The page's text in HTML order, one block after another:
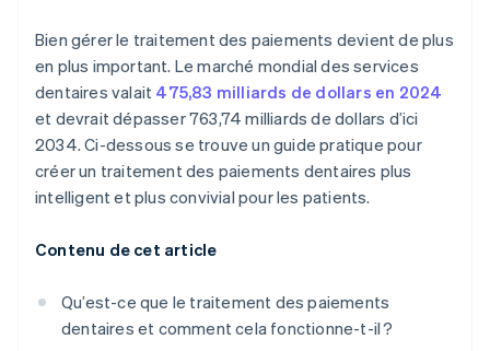
Bien gérer le traitement des paiements devient de plus
en plus important. Le marché mondial des services
dentaires valait 475,83 milliards de dollars en 2024
et devrait dépasser 763,74 milliards de dollars d’ici
2034. Ci-dessous se trouve un guide pratique pour
créer un traitement des paiements dentaires plus
intelligent et plus convivial pour les patients.
Contenu de cet article
Qu’est-ce que le traitement des paiements
dentaires et comment cela fonctionne-t-il ?